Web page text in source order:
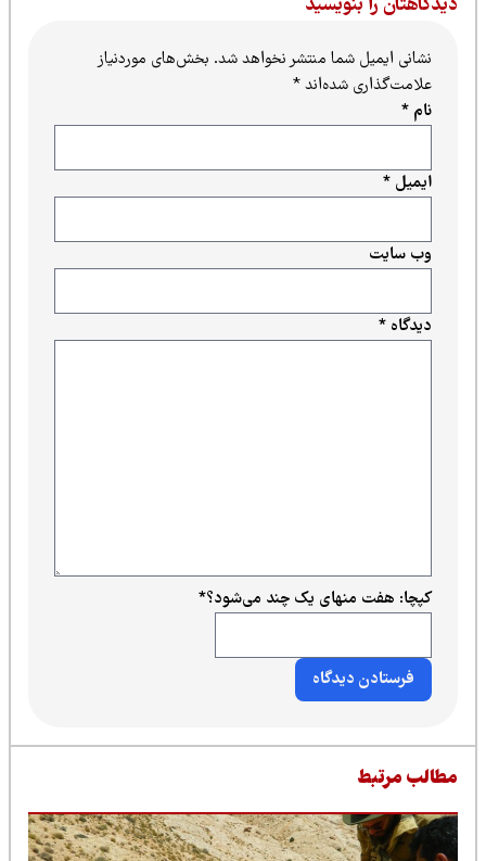
نشانی ایمیل شما منتشر نخواهد شد.بخش‌های موردنیاز
علامت‌گذاری شده‌اند*
دیدگاه*
ایمیل*
وب‌ سایت
کپچا: هفت منهای یک چند می‌شود؟*
مرتبط